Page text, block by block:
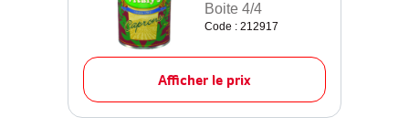
Boite 4/4
Code : 212917
Afficher le prix